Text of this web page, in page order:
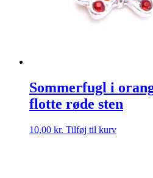
Sommerfugl i
flotte røde sten
10,00 kr. Tilføj til kurv